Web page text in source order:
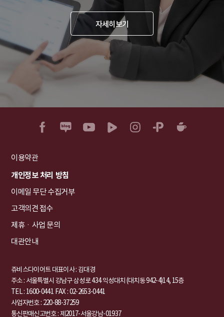
자세히보기
이용약관
개인정보 처리 방침
이메일 무단 수집거부
고객의견 접수
제휴ㆍ사업 문의
대관안내
쥬비스다이어트 대표이사 : 김대경
주소 : 서울특별시 강남구 삼성로 434 익성대치 (대치동 942-4)14, 15층
TEL : 1600-0441 FAX : 02-2653-0441
사업자번호 : 220-88-37259
통신판매신고번호 : 제2017-서울강남-01937